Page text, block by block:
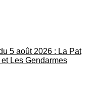
5 août 2026 : La Pat
Les Gendarmes